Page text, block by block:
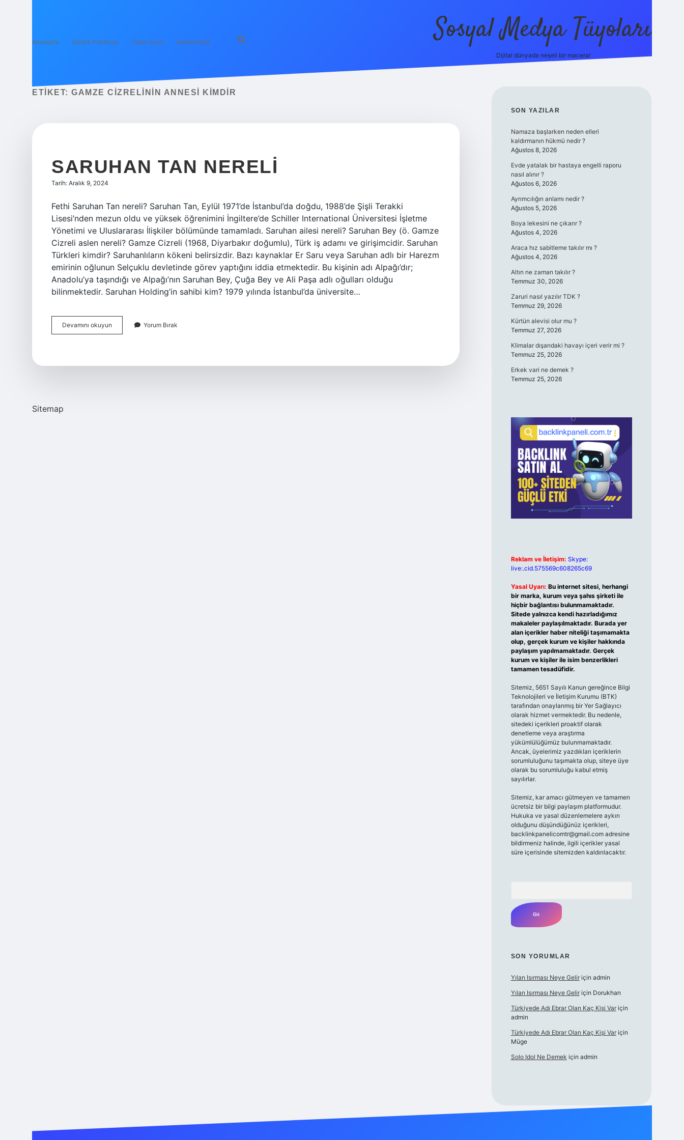
Anasayfa Gizlilik Politikası Yasal Uyarı Hakkımızda Sosyal Medya Tüyoları
Dijital dünyada neşeli bir macera!
ETIKET: GAMZE CIZRELININ ANNESI KIMDIR
SARUHAN TAN NERELI
Tarih: Aralık 9, 2024
Fethi Saruhan Tan nereli? Saruhan Tan, Eylül 1971’de İstanbul’da doğdu, 1988’de Şişli Terakki
Lisesi’nden mezun oldu ve yüksek öğrenimini İngiltere’de Schiller International Üniversitesi İşletme
Yönetimi ve Uluslararası İlişkiler bölümünde tamamladı. Saruhan ailesi nereli? Saruhan Bey (ö. Gamze
Cizreli aslen nereli? Gamze Cizreli (1968, Diyarbakır doğumlu), Türk iş adamı ve girişimcidir. Saruhan
Türkleri kimdir? Saruhanlıların kökeni belirsizdir. Bazı kaynaklar Er Saru veya Saruhan adlı bir Harezm
emirinin oğlunun Selçuklu devletinde görev yaptığını iddia etmektedir. Bu kişinin adı Alpağı’dır;
Anadolu’ya taşındığı ve Alpağı’nın Saruhan Bey, Çuğa Bey ve Ali Paşa adlı oğulları olduğu
bilinmektedir. Saruhan Holding’in sahibi kim? 1979 yılında İstanbul’da üniversite…
Devamını okuyun Saruhan
Tan
Yorum Bırak
Sitemap
SIDEBAR
SON YAZILAR
Namaza başlarken neden elleri
kaldırmanın hükmü nedir ?
Ağustos 8, 2026
Evde yatalak bir hastaya engelli raporu
nasıl alınır ?
Ağustos 6, 2026
Ayrımcılığın anlamı nedir ?
Ağustos 5, 2026
Boya lekesini ne çıkarır ?
Ağustos 4, 2026
Araca hız sabitleme takılır mı ?
Ağustos 4, 2026
Altın ne zaman takılır ?
Temmuz 30, 2026
Zaruri nasıl yazılır TDK ?
Temmuz 29, 2026
Kürtün alevisi olur mu ?
Temmuz 27, 2026
Klimalar dışarıdaki havayı içeri verir mi ?
Temmuz 25, 2026
Erkek vari ne demek ?
Temmuz 25, 2026
Reklam ve İletişim: Skype:
live:.cid.575569c608265c69
Yasal Uyarı: Bu internet sitesi, herhangi
bir marka, kurum veya şahıs şirketi ile
hiçbir bağlantısı bulunmamaktadır.
Sitede yalnızca kendi hazırladığımız
makaleler paylaşılmaktadır. Burada yer
alan içerikler haber niteliği taşımamakta
olup, gerçek kurum ve kişiler hakkında
paylaşım yapılmamaktadır. Gerçek
kurum ve kişiler ile isim benzerlikleri
tamamen tesadüfidir.
Sitemiz, 5651 Sayılı Kanun gereğince Bilgi
Teknolojileri ve İletişim Kurumu (BTK)
tarafından onaylanmış bir Yer Sağlayıcı
olarak hizmet vermektedir. Bu nedenle,
sitedeki içerikleri proaktif olarak
denetleme veya araştırma
yükümlülüğümüz bulunmamaktadır.
Ancak, üyelerimiz yazdıkları içeriklerin
sorumluluğunu taşımakta olup, siteye üye
olarak bu sorumluluğu kabul etmiş
sayılırlar.
Sitemiz, kar amacı gütmeyen ve tamamen
ücretsiz bir bilgi paylaşım platformudur.
Hukuka ve yasal düzenlemelere aykırı
olduğunu düşündüğünüz içerikleri,
backlinkpanelicomtr@gmail.comadresine
bildirmeniz halinde, ilgili içerikler yasal
süre içerisinde sitemizden kaldırılacaktır.
SON YORUMLAR
Yılan Isırması Neye Geliriçin admin
Yılan Isırması Neye Geliriçin Dorukhan
Türkiyede Adı Ebrar Olan Kaç Kişi Variçin
admin
Türkiyede Adı Ebrar Olan Kaç Kişi Variçin
Müge
Solo Idol Ne Demek için admin